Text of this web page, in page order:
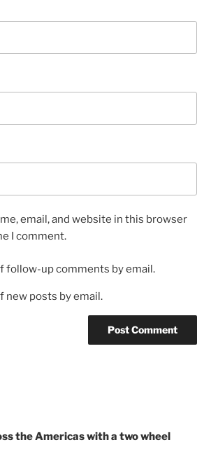
email, and website in this browser
I comment.
follow-up comments by email.
new posts by email.
the Americas with a two wheel